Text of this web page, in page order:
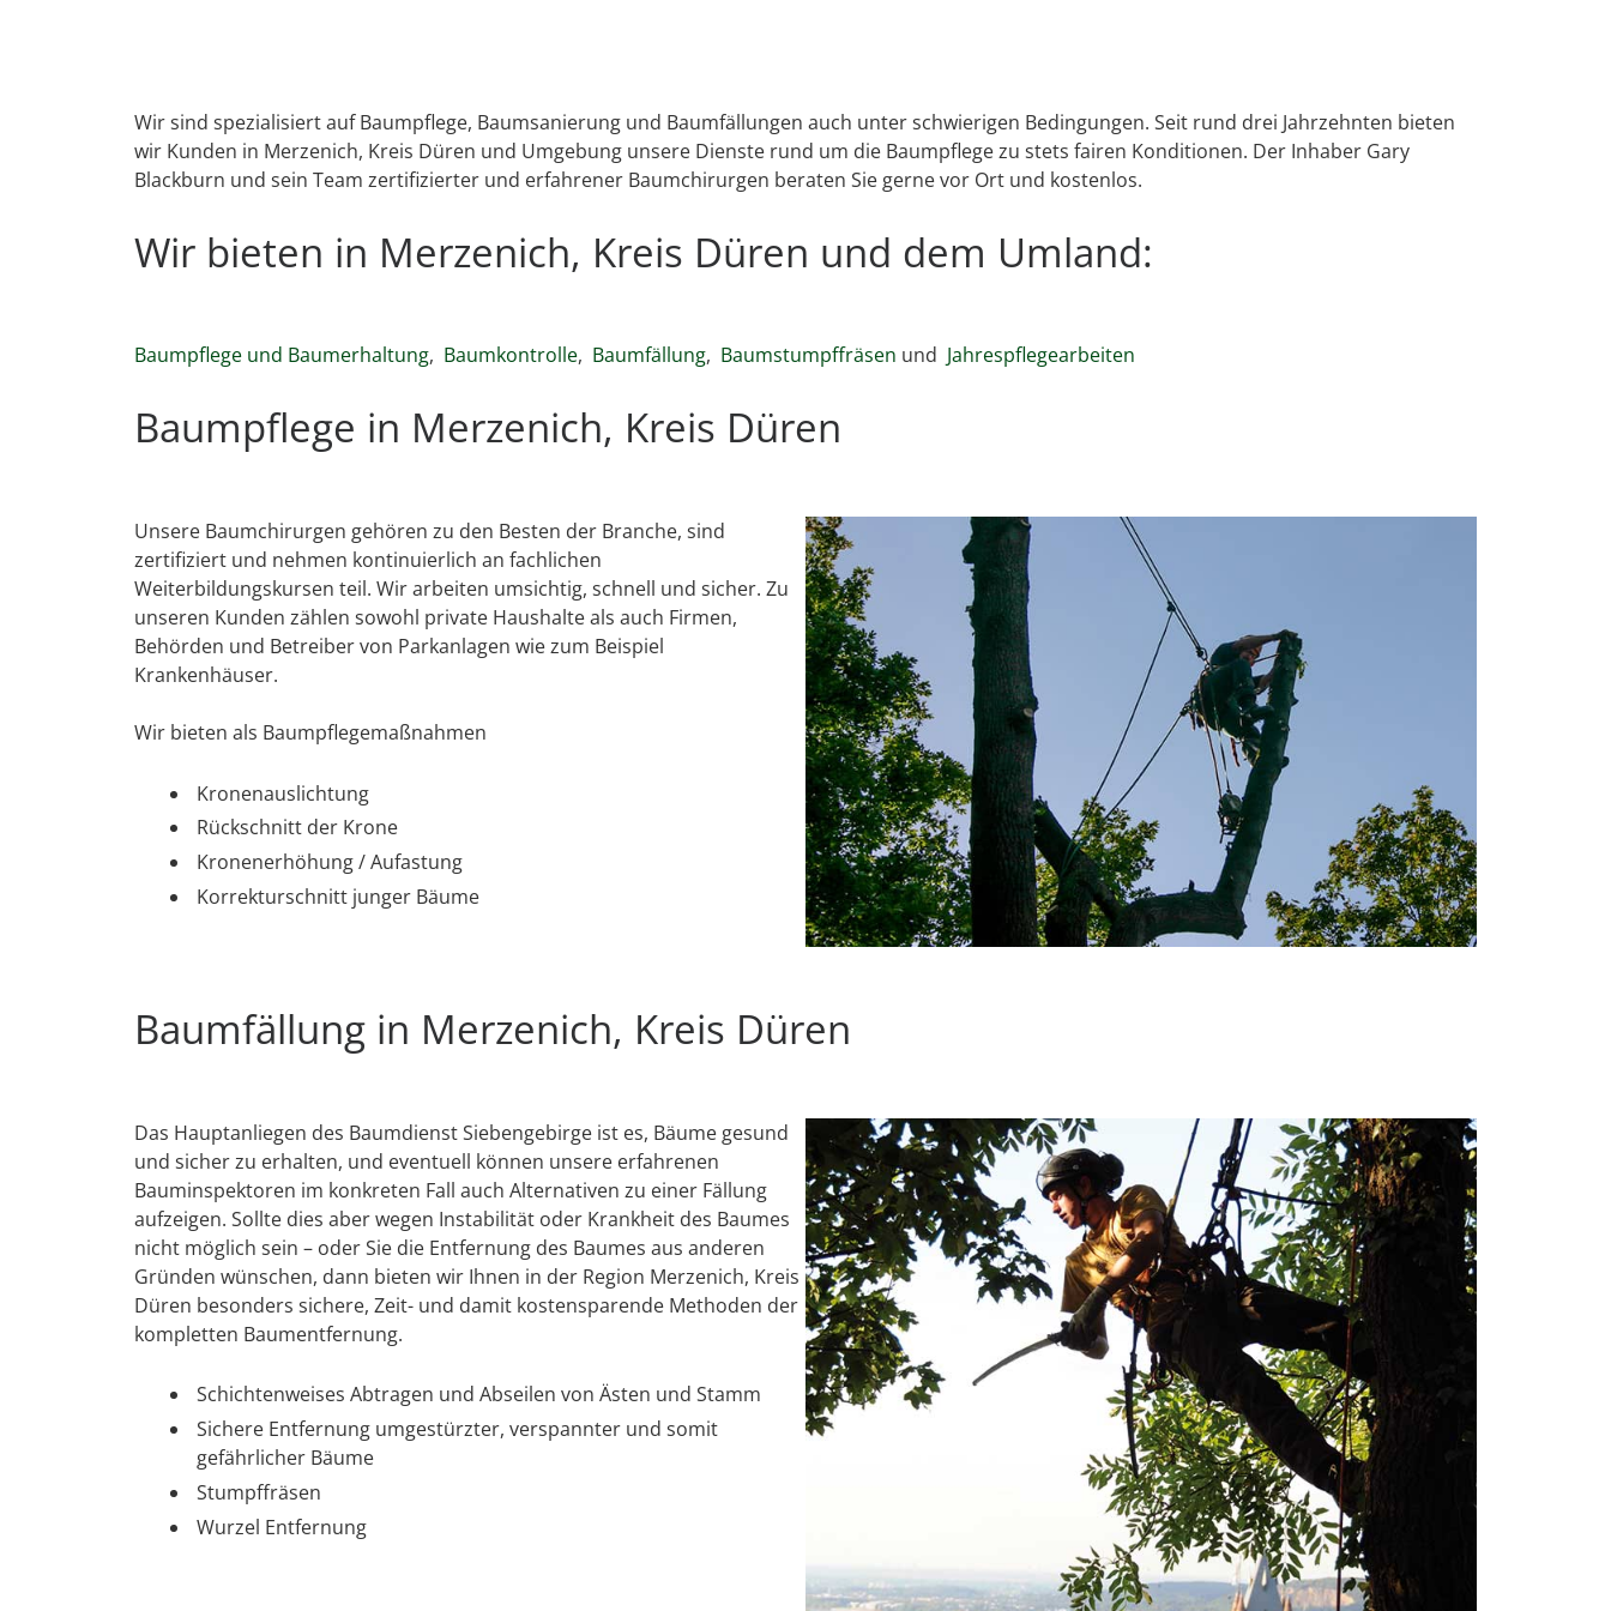
Wir sind spezialisiert auf Baumpflege, Baumsanierung und Baumfällungen auch unter schwierigen Bedingungen. Seit rund drei Jahrzehnten bieten
wir Kunden in Merzenich, Kreis Düren und Umgebung unsere Dienste rund um die Baumpflege zu stets fairen Konditionen. Der Inhaber Gary
Blackburn und sein Team zertifizierter und erfahrener Baumchirurgen beraten Sie gerne vor Ort und kostenlos.
Wir bieten in Merzenich, Kreis Düren und dem Umland:
Baumpflege und Baumerhaltung, Baumkontrolle, Baumfällung, Baumstumpffräsen und Jahrespflegearbeiten
Baumpflege in Merzenich, Kreis Düren
Unsere Baumchirurgen gehören zu den Besten der Branche, sind
zertifiziert und nehmen kontinuierlich an fachlichen
Weiterbildungskursen teil. Wir arbeiten umsichtig, schnell und sicher. Zu
unseren Kunden zählen sowohl private Haushalte als auch Firmen,
Behörden und Betreiber von Parkanlagen wie zum Beispiel
Krankenhäuser.
Wir bieten als Baumpflegemaßnahmen
Kronenauslichtung
Rückschnitt der Krone
Kronenerhöhung / Aufastung
Korrekturschnitt junger Bäume
Baumfällung in Merzenich, Kreis Düren
Das Hauptanliegen des Baumdienst Siebengebirge ist es, Bäume gesund
und sicher zu erhalten, und eventuell können unsere erfahrenen
Bauminspektoren im konkreten Fall auch Alternativen zu einer Fällung
aufzeigen. Sollte dies aber wegen Instabilität oder Krankheit des Baumes
nicht möglich sein – oder Sie die Entfernung des Baumes aus anderen
Gründen wünschen, dann bieten wir Ihnen in der Region Merzenich, Kreis
Düren besonders sichere, Zeit- und damit kostensparende Methoden der
kompletten Baumentfernung.
Schichtenweises Abtragen und Abseilen von Ästen und Stamm
Sichere Entfernung umgestürzter, verspannter und somit
gefährlicher Bäume
Stumpffräsen
Wurzel Entfernung